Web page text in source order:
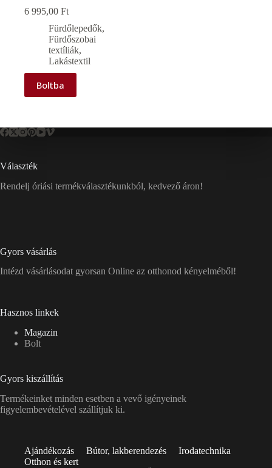
6 995,00 Ft
Fürdőlepedők,
Fürdőszobai
textíliák,
Lakástextil
Boltba
Választék
Rendelj óriási termékválasztékunkból, kedvező áron!
Gyors vásárlás
Intézd vásárlásodat gyorsan Online az otthonod kényelméből!
Hasznos linkek
Magazin
Bolt
Gyors kiszállítás
Termékeinket minden esetben a vevő igényeinek
figyelembevételével szállítjuk ki.
Ajándékozás Bútor, lakberendezés
Irodatechnika
Otthon és kert